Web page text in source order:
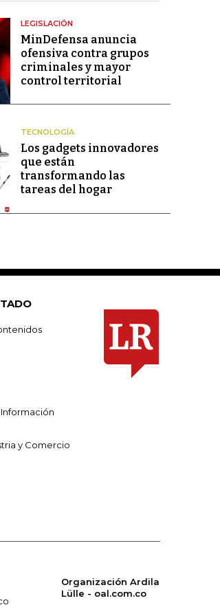
LEGISLACIÓN
MinDefensa anuncia
ofensiva contra grupos
criminales y mayor
control territorial
TECNOLOGÍA
Los gadgets innovadores
que están
transformando las
tareas del hogar
y Comercio
Organización Ardila
Lülle - oal.com.co